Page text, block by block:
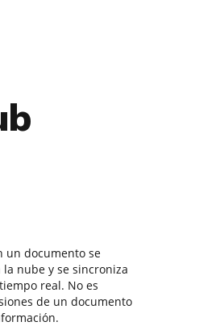
un documento se
nube y se sincroniza
real. No es
de un documento